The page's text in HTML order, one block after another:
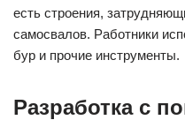
есть строения,
самосвалов. Работники
бур и прочие инструменты.
Разработка с